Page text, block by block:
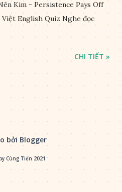
Kim - Persistence Pays Off
English Quiz Nghe đọc
CHI TIẾT »
bởi Blogger
Cùng Tiến 2021